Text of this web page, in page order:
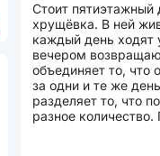
Стоит
хрущёвка. В ней
каждый день ходят
вечером
объединяет то, что
за одни и те же
разделяет то, что
разное